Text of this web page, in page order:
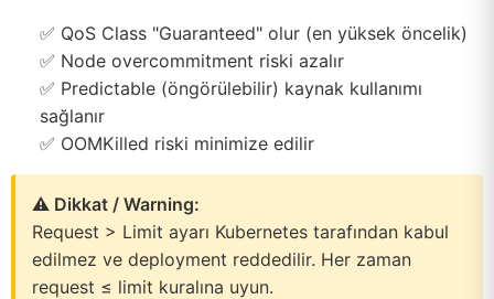
✅ QoS Class "Guaranteed" olur (en yüksek öncelik)
✅ Node overcommitment riski azalır
✅ Predictable (öngörülebilir) kaynak kullanımı
sağlanır
✅ OOMKilled riski minimize edilir
⚠️ Dikkat / Warning:
Request > Limit ayarı Kubernetes tarafından kabul
edilmez ve deployment reddedilir. Her zaman
request ≤ limit kuralına uyun.